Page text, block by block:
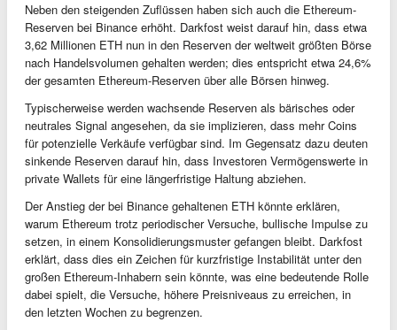
Neben den steigenden Zuflüssen haben sich auch die Ethereum-
Reserven bei Binance erhöht. Darkfost weist darauf hin, dass etwa
3,62 Millionen ETH nun in den Reserven der weltweit größten Börse
nach Handelsvolumen gehalten werden; dies entspricht etwa 24,6%
der gesamten Ethereum-Reserven über alle Börsen hinweg.
Typischerweise werden wachsende Reserven als bärisches oder
neutrales Signal angesehen, da sie implizieren, dass mehr Coins
für potenzielle Verkäufe verfügbar sind. Im Gegensatz dazu deuten
sinkende Reserven darauf hin, dass Investoren Vermögenswerte in
private Wallets für eine längerfristige Haltung abziehen.
Der Anstieg der bei Binance gehaltenen ETH könnte erklären,
warum Ethereum trotz periodischer Versuche, bullische Impulse zu
setzen, in einem Konsolidierungsmuster gefangen bleibt. Darkfost
erklärt, dass dies ein Zeichen für kurzfristige Instabilität unter den
großen Ethereum-Inhabern sein könnte, was eine bedeutende Rolle
dabei spielt, die Versuche, höhere Preisniveaus zu erreichen, in
den letzten Wochen zu begrenzen.